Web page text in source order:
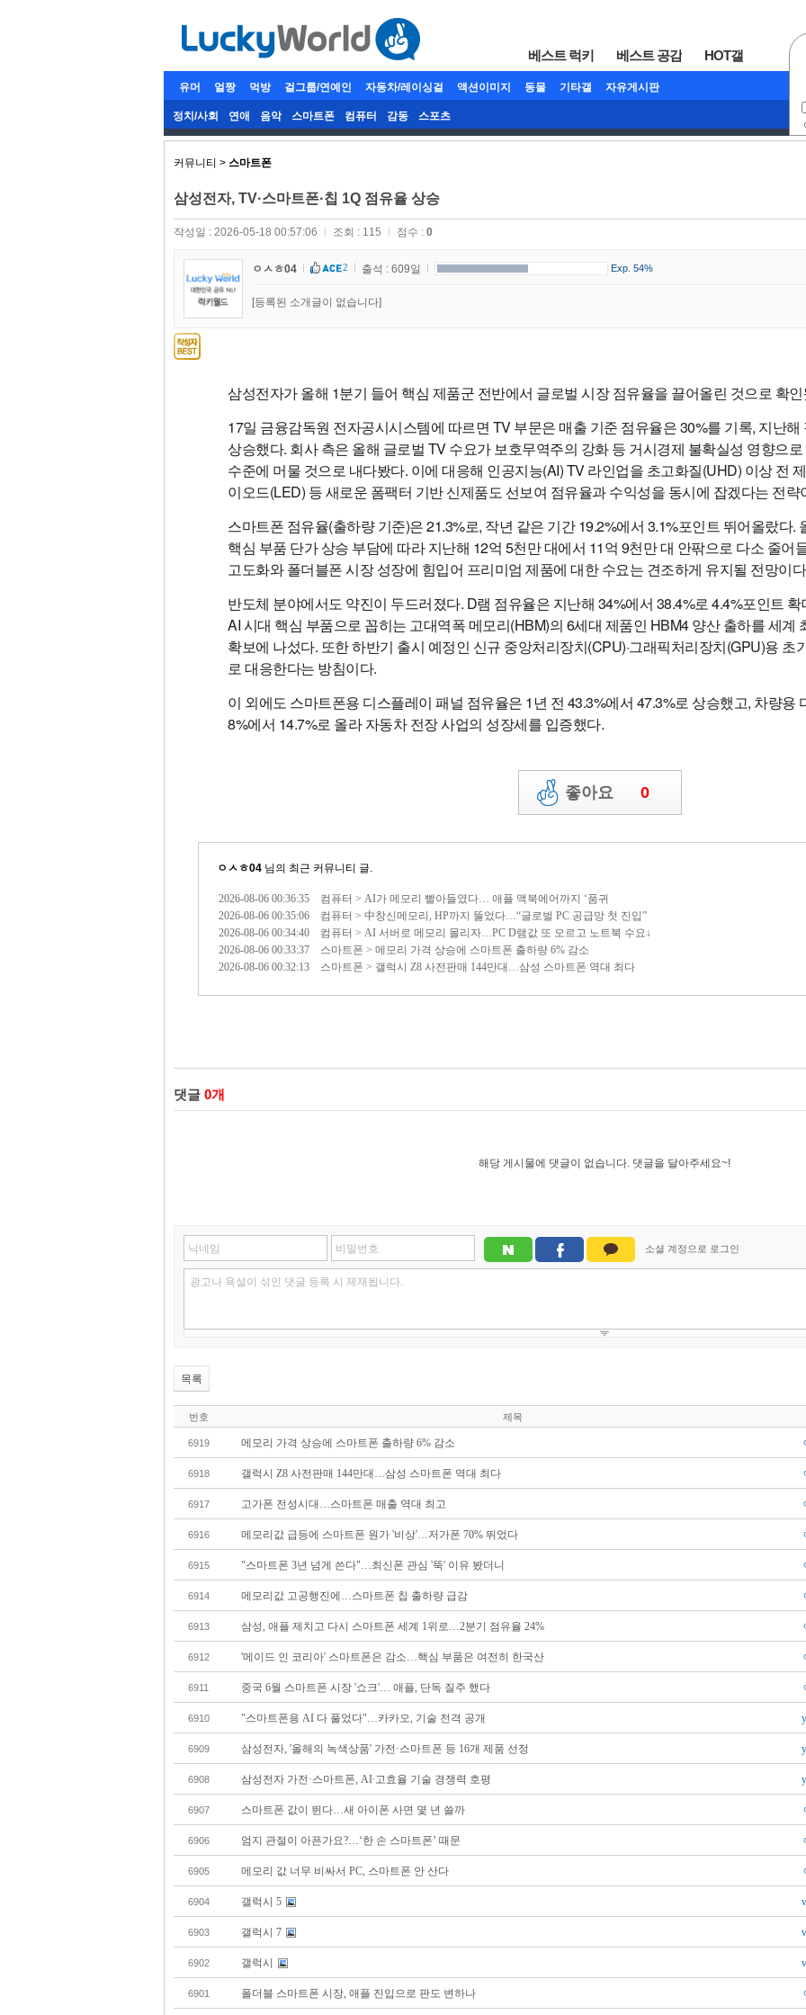
베스트 럭키 베스트 공감 HOT갤
유머 얼짱 먹방 걸그룹/연예인 자동차/레이싱걸 액션이미지 동물 기타갤 자유게시판
정치/사회 연애 음악 스마트폰 컴퓨터 감동 스포츠
커뮤니티 > 스마트폰
삼성전자, TV·스마트폰·칩 1Q 점유율 상승
작성일 : 2026-05-18 00:57:06 조회 : 115 점수 : 0
ㅇㅅㅎ04 2 출석 : 609일 Exp. 54%
[등록된 소개글이 없습니다]
삼성전자가 올해 1분기 들어 핵심 제품군 전반에서 글로벌 시장 점유율을 끌어올린 것으로 확
17일 금융감독원 전자공시시스템에 따르면 TV 부문은 매출 기준 점유율은 30%를 기록, 지난
상승했다. 회사 측은 올해 글로벌 TV 수요가 보호무역주의 강화 등 거시경제 불확실성 영향으
수준에 머물 것으로 내다봤다. 이에 대응해 인공지능(AI) TV 라인업을 초고화질(UHD) 이상 전
이오드(LED) 등 새로운 폼팩터 기반 신제품도 선보여 점유율과 수익성을 동시에 잡겠다는 전략
스마트폰 점유율(출하량 기준)은 21.3%로, 작년 같은 기간 19.2%에서 3.1%포인트 뛰어올랐다.
핵심 부품 단가 상승 부담에 따라 지난해 12억 5천만 대에서 11억 9천만 대 안팎으로 다소 줄어
고도화와 폴더블폰 시장 성장에 힘입어 프리미엄 제품에 대한 수요는 견조하게 유지될 전망이
반도체 분야에서도 약진이 두드러졌다. D램 점유율은 지난해 34%에서 38.4%로 4.4%포인트
AI 시대 핵심 부품으로 꼽히는 고대역폭 메모리(HBM)의 6세대 제품인 HBM4 양산 출하를 세계
확보에 나섰다. 또한 하반기 출시 예정인 신규 중앙처리장치(CPU)·그래픽처리장치(GPU)용 초
로 대응한다는 방침이다.
이 외에도 스마트폰용 디스플레이 패널 점유율은 1년 전 43.3%에서 47.3%로 상승했고, 차량용
8%에서 14.7%로 올라 자동차 전장 사업의 성장세를 입증했다.
좋아요 0
ㅇㅅㅎ04님의 최근 커뮤니티 글.
2026-08-06 00:36:35 컴퓨터 > AI가 메모리 빨아들였다… 애플 맥북에어까지 ‘품귀
2026-08-06 00:35:06 컴퓨터 > 中창신메모리, HP까지 뚫었다…“글로벌 PC 공급망 첫 진입”
2026-08-06 00:34:40 컴퓨터 > AI 서버로 메모리 몰리자…PC D램값 또 오르고 노트북 수요↓
2026-08-06 00:33:37 스마트폰 > 메모리 가격 상승에 스마트폰 출하량 6% 감소
2026-08-06 00:32:13 스마트폰 > 갤럭시 Z8 사전판매 144만대…삼성 스마트폰 역대 최다
댓글 0개
해당 게시물에 댓글이 없습니다. 댓글을 달아주세요~!
닉네임 비밀번호
광고나 욕설이 섞인 댓글 등록 시 제재됩니다.
목록
번호 제목
6919 메모리 가격 상승에 스마트폰 출하량 6% 감소
6918 갤럭시 Z8 사전판매 144만대…삼성 스마트폰 역대 최다
6917 고가폰 전성시대…스마트폰 매출 역대 최고
6916 메모리값 급등에 스마트폰 원가 '비상'…저가폰 70% 뛰었다
6915 "스마트폰 3년 넘게 쓴다"…최신폰 관심 '뚝' 이유 봤더니
6914 메모리값 고공행진에…스마트폰 칩 출하량 급감
6913 삼성, 애플 제치고 다시 스마트폰 세계 1위로…2분기 점유율 24%
6912 '메이드 인 코리아' 스마트폰은 감소…핵심 부품은 여전히 한국산
6911 중국 6월 스마트폰 시장 '쇼크'… 애플, 단독 질주 했다
6910 "스마트폰용 AI 다 풀었다"…카카오, 기술 전격 공개
6909 삼성전자, '올해의 녹색상품' 가전·스마트폰 등 16개 제품 선정
6908 삼성전자 가전·스마트폰, AI∙고효율 기술 경쟁력 호평
6907 스마트폰 값이 뛴다…새 아이폰 사면 몇 년 쓸까
6906 엄지 관절이 아픈가요?…‘한 손 스마트폰’ 때문
6905 메모리 값 너무 비싸서 PC, 스마트폰 안 산다
6904 갤럭시 5
6903 갤럭시 7
6902 갤럭시
6901 폴더블 스마트폰 시장, 애플 진입으로 판도 변하나